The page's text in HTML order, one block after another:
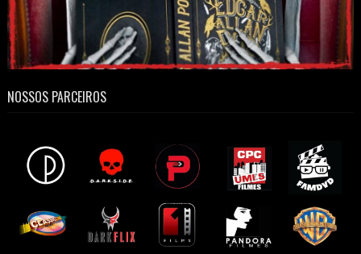
NOSSOS PARCEIROS